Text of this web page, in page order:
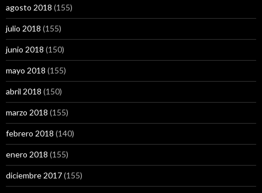
agosto 2018 (155)
julio 2018 (155)
junio 2018 (150)
mayo 2018 (155)
abril 2018 (150)
marzo 2018 (155)
febrero 2018 (140)
enero 2018 (155)
diciembre 2017(155)